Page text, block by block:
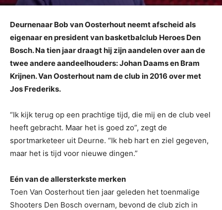
Deurnenaar Bob van Oosterhout neemt afscheid als
eigenaar en president van basketbalclub Heroes Den
Bosch. Na tien jaar draagt hij zijn aandelen over aan de
twee andere aandeelhouders: Johan Daams en Bram
Krijnen. Van Oosterhout nam de club in 2016 over met
Jos Frederiks.
“Ik kijk terug op een prachtige tijd, die mij en de club veel
heeft gebracht. Maar het is goed zo”, zegt de
sportmarketeer uit Deurne. “Ik heb hart en ziel gegeven,
maar het is tijd voor nieuwe dingen.”
Eén van de allersterkste merken
Toen Van Oosterhout tien jaar geleden het toenmalige
Shooters Den Bosch overnam, bevond de club zich in